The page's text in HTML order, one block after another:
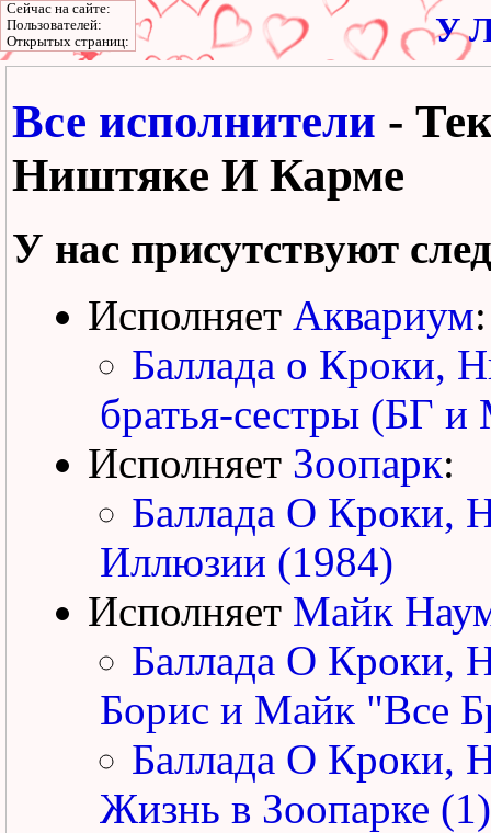
У
Все исполнители -
Ништяке И Карме
У нас присутствуют
Исполняет Аквариум:
Баллада о Кроки,
братья-сестры (БГ
Исполняет Зоопарк:
Баллада О Кроки,
Иллюзии (1984)
Исполняет Майк
Баллада О Кроки,
Борис и Майк "Все
Баллада О Кроки,
Жизнь в Зоопарке
Сейчас на сайте:
Пользователей:
Открытых страниц: